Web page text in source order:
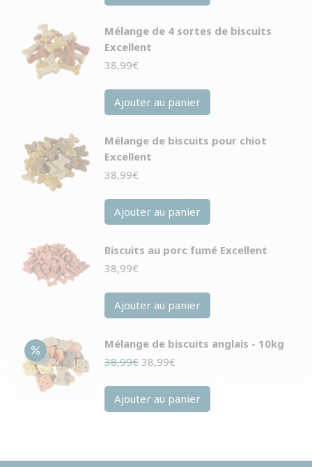
Mélange de 4 sortes de biscuits
Excellent
38,99€
Ajouter au panier
Mélange de biscuits pour chiot
Excellent
38,99€
Ajouter au panier
Biscuits au porc fumé Excellent
38,99€
Ajouter au panier
Mélange de biscuits anglais - 10kg
38,99€ Le
initial
était :
38,99€.
38,99€
actuel
est :
38,99€.
Ajouter au panier